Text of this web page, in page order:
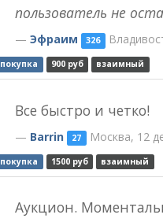
пользователь не
Эфраим 326
покупка 900 руб взаимный
Все быстро и четко!
Barrin 27 Москва, 12
покупка 1500 руб взаимный
Аукцион.